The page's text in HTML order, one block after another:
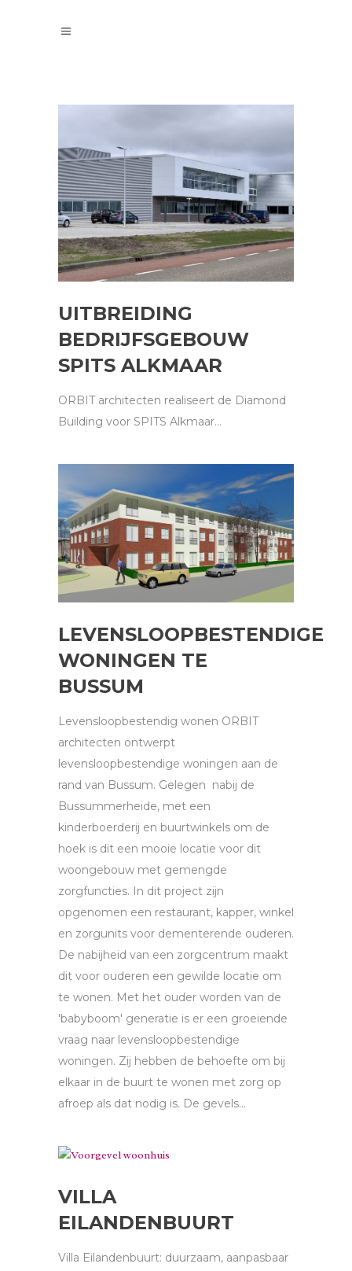
UITBREIDING
BEDRIJFSGEBOUW
SPITS ALKMAAR
ORBIT architecten realiseert de Diamond
Building voor SPITS Alkmaar...
LEVENSLOOPBESTENDIGE
WONINGEN TE
BUSSUM
Levensloopbestendig wonen ORBIT
architecten ontwerpt
levensloopbestendige woningen aan de
rand van Bussum. Gelegen nabij de
Bussummerheide, met een
kinderboerderij en buurtwinkels om de
hoek is dit een mooie locatie voor dit
woongebouw met gemengde
zorgfuncties. In dit project zijn
opgenomen een restaurant, kapper, winkel
en zorgunits voor dementerende ouderen.
De nabijheid van een zorgcentrum maakt
dit voor ouderen een gewilde locatie om
te wonen. Met het ouder worden van de
'babyboom' generatie is er een groeiende
vraag naar levensloopbestendige
woningen. Zij hebben de behoefte om bij
elkaar in de buurt te wonen met zorg op
afroep als dat nodig is. De gevels...
VILLA
EILANDENBUURT
Villa Eilandenbuurt: duurzaam, aanpasbaar